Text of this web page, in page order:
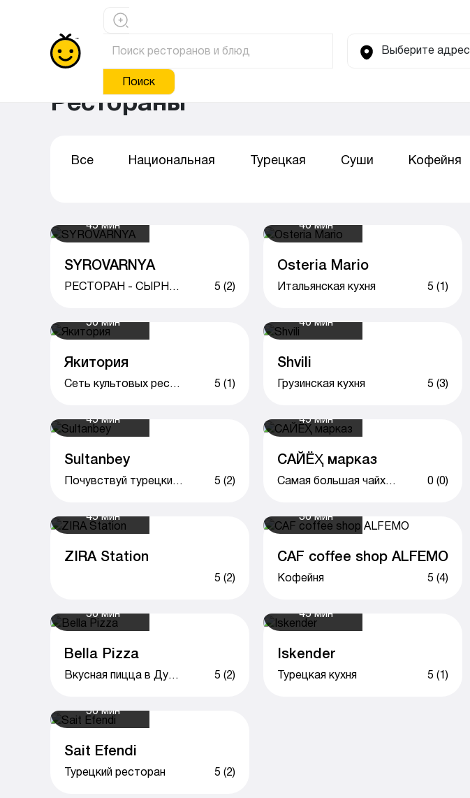
Поиск
Выберите адрес
Рестораны
Все Национальная Турецкая Суши Кофейня
45 мин
SYROVARNYA
РЕСТОРАН - СЫРНАЯ ЛАВКА 5 (2)
40 мин
Osteria Mario
Итальянская кухня 5 (1)
50 мин
Якитория
Сеть культовых ресторанов авторской японской кухни 5 (1)
40 мин
Shvili
Грузинская кухня 5 (3)
45 мин
Sultanbey
Почувствуй турецкий колорит вместе с Sultanbey 5 (2)
45 мин
САЙЁҲ марказ
Самая большая чайхана в городе 0 (0)
45 мин
ZIRA Station
5 (2)
30 мин
CAF coffee shop ALFEMO
Кофейня 5 (4)
50 мин
Bella Pizza
Вкусная пицца в Душанбе 5 (2)
45 мин
Iskender
Турецкая кухня 5 (1)
50 мин
Sait Efendi
Турецкий ресторан 5 (2)